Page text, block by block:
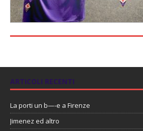
ARTICOLI RECENTI
La porti un b—-e a Firenze
Jimenez ed altro